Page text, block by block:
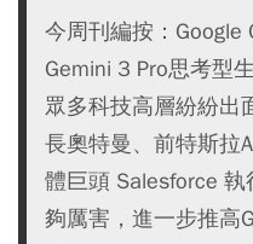
今周刊編按：Google
Gemini 3 Pro思考型
眾多科技高層紛紛出
長奧特曼、前特斯拉
體巨頭 Salesforce
夠厲害，進一步推高